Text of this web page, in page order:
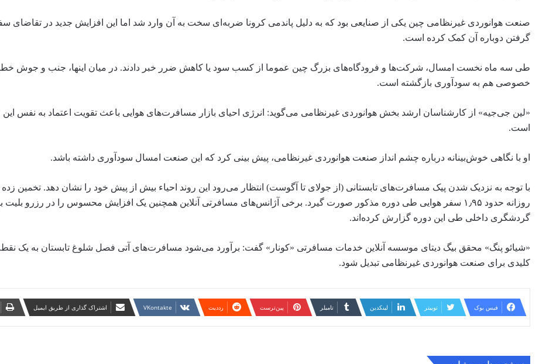
صنعت هوانوردی غیرنظامی چین یکی از صنایعی بود که به دلیل پاندمی کرونا ضربه‌ای سخت به آن وارد شد اما این افزایش جدید در تقاضای
گرفتن دوباره آن کمک کرده است.
طی سه ماه نخست امسال، شرکت‌ها و فرودگاه‌های بزرگ چین عموما از کسب سود یا کاهش ضرر خبر دادند. در میان اینها، جنب و جوش
خصوصی هم به سودآوری بازگشته است.
«لین جی‌جیه» از کارشناسان ارشد بخش هوانوردی غیرنظامی می‌گوید: انرژی احیای بازار مسافرت‌های هوایی باعث تقویت اعتماد به نفس
است.
او با نگاهی خوش‌بینانه درباره چشم انداز صنعت هوانوردی غیرنظامی، پیش بینی کرد که این صنعت امسال سودآوری داشته باشد.
با توجه به نزدیک شدن پیک مسافرت‌های تابستانی (از جولای تا آگوست) انتظار می‌رود این روند احیاء بیش از پیش خود را نشان دهد. تخمین
روزانه حدود ۱٫۹۵ سفر هوایی طی دوره مذکور صورت گیرد. برخی آژانس‌های مسافرتی آنلاین همچنین یک افزایش محسوس را در رزرو بلیت
گردشگری داخلی طی این دوره گزارش کرده‌اند.
«شیائو پنگ» محقق بیگ دیتای موسسه آنلاین خدمات مسافرتی «کونار» گفت: برآورد می‌شود مسافرت‌های آتی فصل شلوغ تابستان به یک
کلیدی برای صنعت هوانوردی غیرنظامی تبدیل شود.
فیس بوک توییتر لینکدین ‫تامبلر ‫پین‌ترست ‫رددیت ‫VKontakte اشتراک گذاری از طریق ایمیل